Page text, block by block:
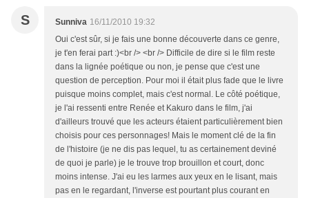
S Sunniva 16/11/2010 19:32
Oui c'est sûr, si je fais une bonne découverte dans ce genre,
je t'en ferai part :)<br /> <br /> Difficile de dire si le film reste
dans la lignée poétique ou non, je pense que c'est une
question de perception. Pour moi il était plus fade que le livre
puisque moins complet, mais c'est normal. Le côté poétique,
je l'ai ressenti entre Renée et Kakuro dans le film, j'ai
d'ailleurs trouvé que les acteurs étaient particulièrement bien
choisis pour ces personnages! Mais le moment clé de la fin
de l'histoire (je ne dis pas lequel, tu as certainement deviné
de quoi je parle) je le trouve trop brouillon et court, donc
moins intense. J'ai eu les larmes aux yeux en le lisant, mais
pas en le regardant, l'inverse est pourtant plus courant en